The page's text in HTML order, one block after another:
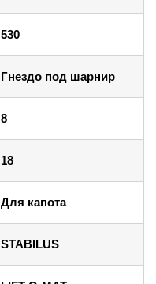
530
Гнездо под шарнир
8
18
Для капота
STABILUS